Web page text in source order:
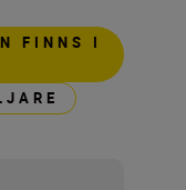
FINNS I